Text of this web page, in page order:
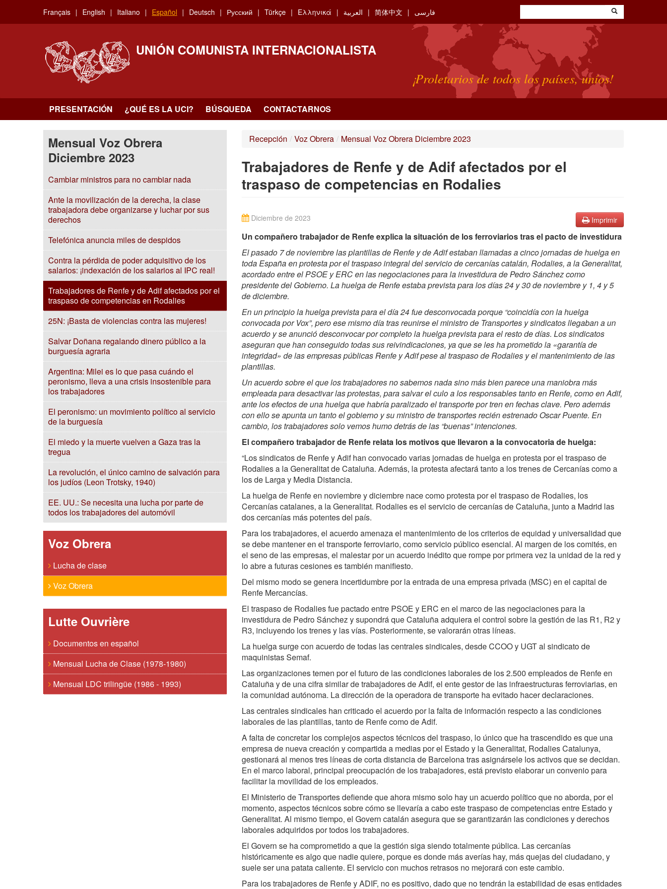
main
Français English Italiano Español Deutsch Русский Türkçe Ελληνικά العربية 简体中文 فارسی
UNIÓN COMUNISTA INTERNACIONALISTA
¡Proletarios de todos los países, uníos!
PRESENTACIÓN ¿QUÉ ES LA UCI? BÚSQUEDA CONTACTARNOS
Mensual Voz Obrera
Diciembre 2023
Cambiar ministros para no cambiar nada
Ante la movilización de la derecha, la clase
trabajadora debe organizarse y luchar por sus
derechos
Telefónica anuncia miles de despidos
Contra la pérdida de poder adquisitivo de los
salarios: ¡indexación de los salarios al IPC real!
Trabajadores de Renfe y de Adif afectados por el
traspaso de competencias en Rodalies
25N: ¡Basta de violencias contra las mujeres!
Salvar Doñana regalando dinero público a la
burguesía agraria
Argentina: Milei es lo que pasa cuándo el
peronismo, lleva a una crisis insostenible para
los trabajadores
El peronismo: un movimiento político al servicio
de la burguesía
El miedo y la muerte vuelven a Gaza tras la
tregua
La revolución, el único camino de salvación para
los judíos (Leon Trotsky, 1940)
EE. UU.: Se necesita una lucha por parte de
todos los trabajadores del automóvil
Voz Obrera
Lucha de clase
Voz Obrera
Lutte Ouvrière
Documentos en español
Mensual Lucha de Clase (1978-1980)
Mensual LDC trilingüe (1986 - 1993)
Recepción / Voz Obrera / Mensual Voz Obrera Diciembre 2023
Trabajadores de Renfe y de Adif afectados por el
traspaso de competencias en Rodalies
Imprimir
Diciembre de 2023
Un compañero trabajador de Renfe explica la situación de los ferroviarios tras el pacto de investidura
El pasado 7 de noviembre las plantillas de Renfe y de Adif estaban llamadas a cinco jornadas de huelga en
toda España en protesta por el traspaso integral del servicio de cercanías catalán, Rodalies, a la Generalitat,
acordado entre el PSOE y ERC en las negociaciones para la investidura de Pedro Sánchez como
presidente del Gobierno. La huelga de Renfe estaba prevista para los días 24 y 30 de noviembre y 1, 4 y 5
de diciembre.
En un principio la huelga prevista para el día 24 fue desconvocada porque “coincidía con la huelga
convocada por Vox”, pero ese mismo día tras reunirse el ministro de Transportes y sindicatos llegaban a un
acuerdo y se anunció desconvocar por completo la huelga prevista para el resto de días. Los sindicatos
aseguran que han conseguido todas sus reivindicaciones, ya que se les ha prometido la «garantía de
integridad» de las empresas públicas Renfe y Adif pese al traspaso de Rodalies y el mantenimiento de las
plantillas.
Un acuerdo sobre el que los trabajadores no sabemos nada sino más bien parece una maniobra más
empleada para desactivar las protestas, para salvar el culo a los responsables tanto en Renfe, como en Adif,
ante los efectos de una huelga que habría paralizado el transporte por tren en fechas clave. Pero además
con ello se apunta un tanto el gobierno y su ministro de transportes recién estrenado Oscar Puente. En
cambio, los trabajadores solo vemos humo detrás de las “buenas” intenciones.
El compañero trabajador de Renfe relata los motivos que llevaron a la convocatoria de huelga:
“Los sindicatos de Renfe y Adif han convocado varias jornadas de huelga en protesta por el traspaso de
Rodalies a la Generalitat de Cataluña. Además, la protesta afectará tanto a los trenes de Cercanías como a
los de Larga y Media Distancia.
La huelga de Renfe en noviembre y diciembre nace como protesta por el traspaso de Rodalies, los
Cercanías catalanes, a la Generalitat. Rodalies es el servicio de cercanías de Cataluña, junto a Madrid las
dos cercanías más potentes del país.
Para los trabajadores, el acuerdo amenaza el mantenimiento de los criterios de equidad y universalidad que
se debe mantener en el transporte ferroviario, como servicio público esencial. Al margen de los comités, en
el seno de las empresas, el malestar por un acuerdo inédito que rompe por primera vez la unidad de la red y
lo abre a futuras cesiones es también manifiesto.
Del mismo modo se genera incertidumbre por la entrada de una empresa privada (MSC) en el capital de
Renfe Mercancías.
El traspaso de Rodalies fue pactado entre PSOE y ERC en el marco de las negociaciones para la
investidura de Pedro Sánchez y supondrá que Cataluña adquiera el control sobre la gestión de las R1, R2 y
R3, incluyendo los trenes y las vías. Posteriormente, se valorarán otras líneas.
La huelga surge con acuerdo de todas las centrales sindicales, desde CCOO y UGT al sindicato de
maquinistas Semaf.
Las organizaciones temen por el futuro de las condiciones laborales de los 2.500 empleados de Renfe en
Cataluña y de una cifra similar de trabajadores de Adif, el ente gestor de las infraestructuras ferroviarias, en
la comunidad autónoma. La dirección de la operadora de transporte ha evitado hacer declaraciones.
Las centrales sindicales han criticado el acuerdo por la falta de información respecto a las condiciones
laborales de las plantillas, tanto de Renfe como de Adif.
A falta de concretar los complejos aspectos técnicos del traspaso, lo único que ha trascendido es que una
empresa de nueva creación y compartida a medias por el Estado y la Generalitat, Rodalies Catalunya,
gestionará al menos tres líneas de corta distancia de Barcelona tras asignársele los activos que se decidan.
En el marco laboral, principal preocupación de los trabajadores, está previsto elaborar un convenio para
facilitar la movilidad de los empleados.
El Ministerio de Transportes defiende que ahora mismo solo hay un acuerdo político que no aborda, por el
momento, aspectos técnicos sobre cómo se llevaría a cabo este traspaso de competencias entre Estado y
Generalitat. Al mismo tiempo, el Govern catalán asegura que se garantizarán las condiciones y derechos
laborales adquiridos por todos los trabajadores.
El Govern se ha comprometido a que la gestión siga siendo totalmente pública. Las cercanías
históricamente es algo que nadie quiere, porque es donde más averías hay, más quejas del ciudadano, y
suele ser una patata caliente. El servicio con muchos retrasos no mejorará con este cambio.
Para los trabajadores de Renfe y ADIF, no es positivo, dado que no tendrán la estabilidad de esas entidades